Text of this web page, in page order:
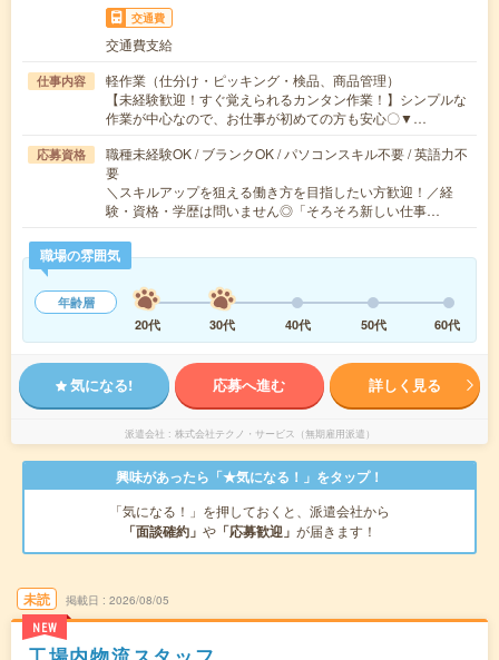
交通費
交通費支給
仕事内容
軽作業（仕分け・ピッキング・検品、商品管理）
【未経験歓迎！すぐ覚えられるカンタン作業！】シンプルな
作業が中心なので、お仕事が初めての方も安心〇▼…
応募資格
職種未経験OK / ブランクOK / パソコンスキル不要 / 英語力不
要
＼スキルアップを狙える働き方を目指したい方歓迎！／経
験・資格・学歴は問いません◎「そろそろ新しい仕事…
職場の雰囲気
年齢層
20代
30代 40代 50代 60代
気になる! 応募へ進む 詳しく見る
派遣会社 株式会社テクノ・サービス（無期雇用派遣）
興味があったら「★気になる！」をタップ！
「気になる！」を押しておくと、派遣会社から
「面談確約」 や 「応募歓迎」 が届きます！
未読
NEW
掲載日 2026/08/05